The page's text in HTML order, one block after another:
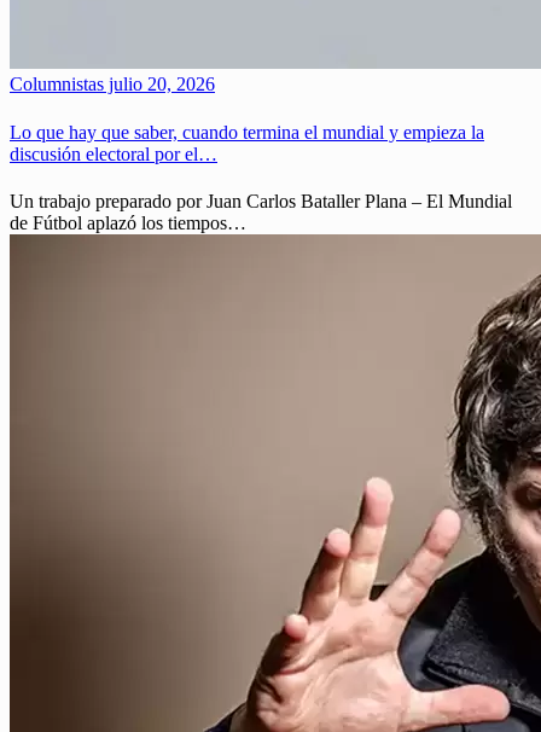
Columnistas julio 20, 2026
Lo que hay que saber, cuando termina el mundial y empieza la
discusión electoral por el…
Un trabajo preparado por Juan Carlos Bataller Plana – El Mundial
de Fútbol aplazó los tiempos…